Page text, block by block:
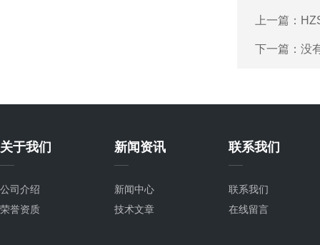
上一篇：
下一篇：没
关于我们
公司介绍
荣誉资质
新闻资讯
新闻中心
技术文章
联系我们
联系我们
在线留言